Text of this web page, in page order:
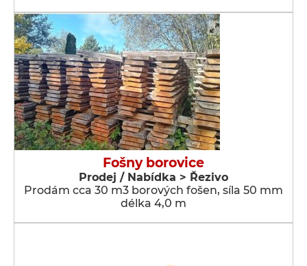
Fošny borovice
Prodej / Nabídka > Řezivo
Prodám cca 30 m3 borových fošen, síla 50 mm
délka 4,0 m